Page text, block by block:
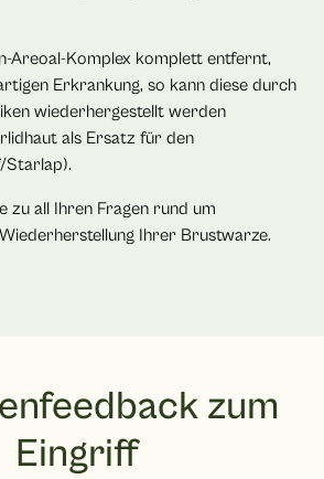
Areoal-Komplex komplett entfernt,
Erkrankung, so kann diese durch
wiederhergestellt werden
als Ersatz für den
Starlap).
zu all Ihren Fragen rund um
Ihrer Brustwarze.
zum
Eingriff